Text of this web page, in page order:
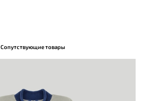
Сопутствующие товары